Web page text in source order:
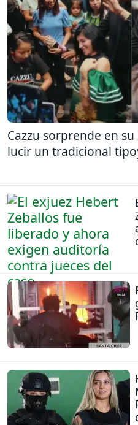
Cazzu sorprende en
lucir un tradicional